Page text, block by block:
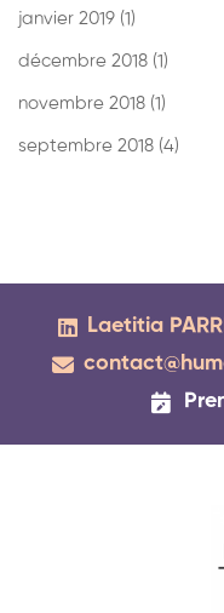
janvier 2019 (1)
décembre 2018 (1)
novembre 2018 (1)
septembre 2018 (4)
Laetitia